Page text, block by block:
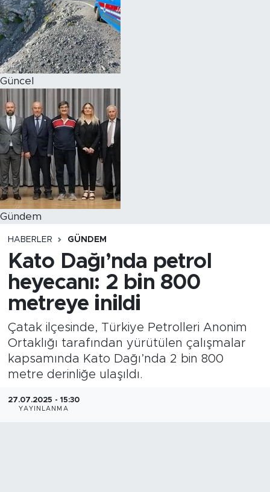
Güncel
Gündem
HABERLER GÜNDEM
Kato Dağı’nda petrol
heyecanı: 2 bin 800
metreye inildi
Çatak ilçesinde, Türkiye Petrolleri Anonim
Ortaklığı tarafından yürütülen çalışmalar
kapsamında Kato Dağı’nda 2 bin 800
metre derinliğe ulaşıldı.
27.07.2025 - 15:30
YAYINLANMA
Magazin
Özel Haber
Politika
Resmi İlanlar
Sağlık
Spor
Turizm